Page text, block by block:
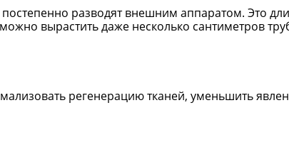
разводят внешним аппаратом. Это
вырастить даже несколько сантиметров
регенерацию тканей, уменьшить